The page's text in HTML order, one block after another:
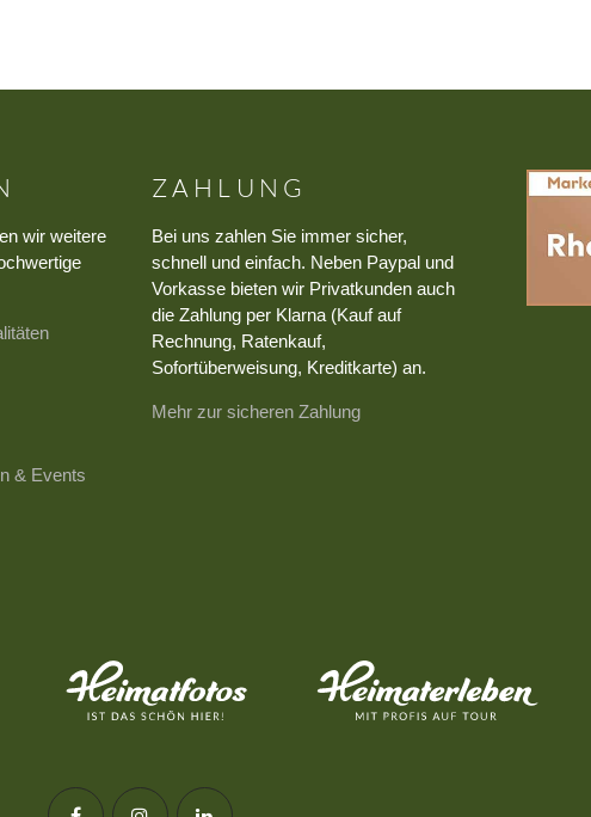
wir weitere
& Events
ZAHLUNG
Bei uns zahlen Sie immer sicher,
schnell und einfach. Neben Paypal und
Vorkasse bieten wir Privatkunden auch
die Zahlung per Klarna (Kauf auf
Rechnung, Ratenkauf,
Sofortüberweisung, Kreditkarte) an.
Mehr zur sicheren Zahlung